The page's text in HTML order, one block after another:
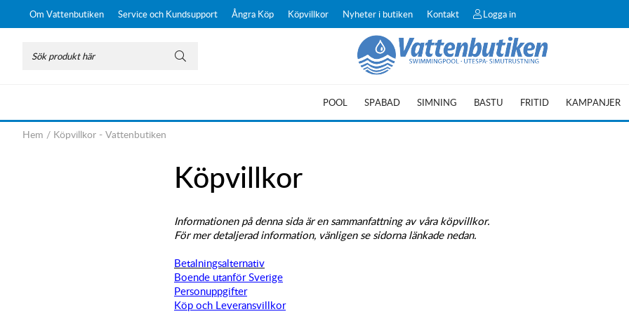
Om Vattenbutiken Service och Kundsupport Ångra Köp Köpvillkor Nyheter i butiken Kontakt Logga in
POOL SPABAD SIMNING BASTU FRITID KAMPANJER
Hem / Köpvillkor - Vattenbutiken
Köpvillkor
Informationen på denna sida är en sammanfattning av våra köpvillkor.
För mer detaljerad information, vänligen se sidorna länkade nedan.
Betalningsalternativ
Boende utanför Sverige
Personuppgifter
Köp och Leveransvillkor